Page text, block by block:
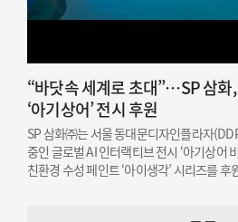
“바닷속 세계로 초대”…SP 삼화
‘아기상어’ 전시 후원
SP 삼화㈜는 서울 동대문디자인플라자
중인 글로벌 AI 인터랙티브 전시 ‘아기상어
친환경 수성 페인트 ‘아이생각’ 시리즈를